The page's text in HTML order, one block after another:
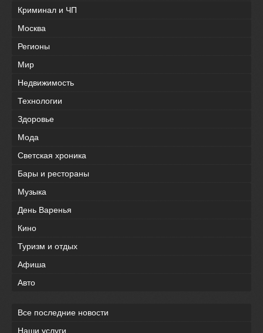
Криминал и ЧП
Москва
Регионы
Мир
Недвижимость
Технологии
Здоровье
Мода
Светская хроника
Бары и рестораны
Музыка
День Варенья
Кино
Туризм и отдых
Афиша
Авто
Все последние новости
Наши услуги